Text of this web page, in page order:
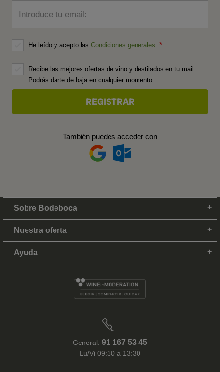
Introduce tu email:
He leído y acepto las Condiciones generales
Recibe las mejores ofertas de vino y destilados en tu mail.
Podrás darte de baja en cualquier momento.
También puedes acceder con
Sobre Bodeboca
Nuestra oferta
Ayuda
General: 91 167 53 45
Lu/Vi 09:30 a 13:30